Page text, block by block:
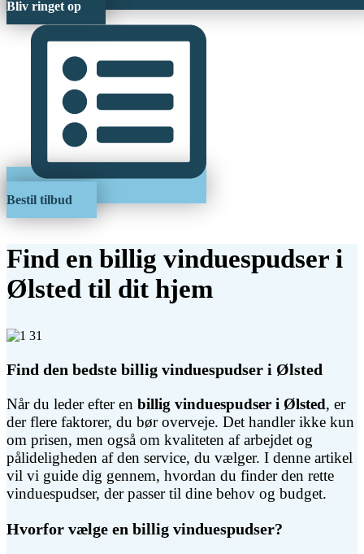
Bliv ringet op
Bestil tilbud
Find en billig vinduespudser i
Ølsted til dit hjem
Find den bedste billig vinduespudser i Ølsted
Når du leder efter en billig vinduespudser i Ølsted, er
der flere faktorer, du bør overveje. Det handler ikke kun
om prisen, men også om kvaliteten af arbejdet og
pålideligheden af den service, du vælger. I denne artikel
vil vi guide dig gennem, hvordan du finder den rette
vinduespudser, der passer til dine behov og budget.
Hvorfor vælge en billig vinduespudser?